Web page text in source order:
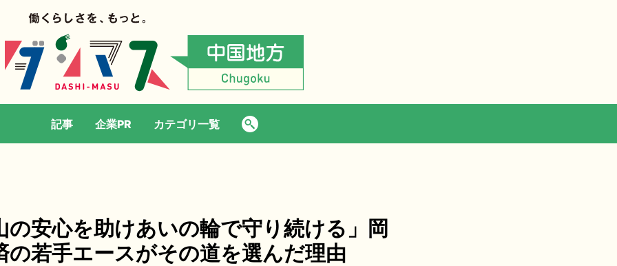
記事 企業PR カテゴリ一覧
の安心を助けあいの輪で守り続ける」岡
の若手エースがその道を選んだ理由